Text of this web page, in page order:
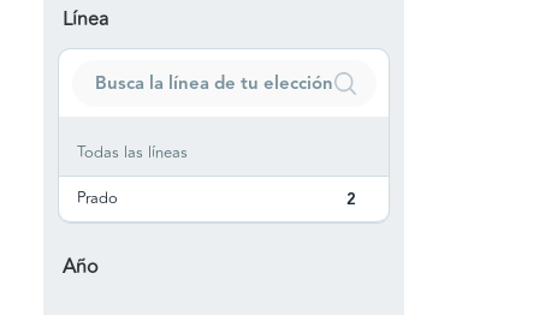
Línea
Todas las líneas
Prado
2
Año